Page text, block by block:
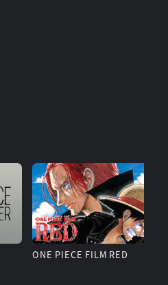
ONE PIECE FILM RED